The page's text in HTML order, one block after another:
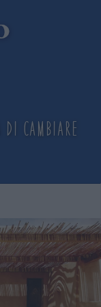
di cambiare